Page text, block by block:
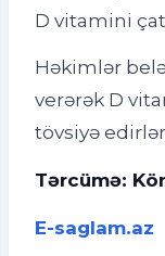
D vitamini
Həkimlər
verərək D
tövsiyə
Tərcümə:
E-saglam.az